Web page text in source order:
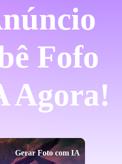
Fofo
Agora!
Gerar Foto com IA